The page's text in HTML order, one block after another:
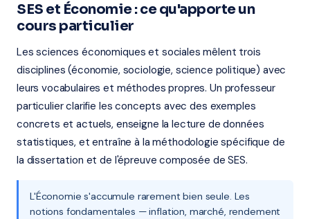
SES et Économie : ce qu'apporte un
cours particulier
Les sciences économiques et sociales mêlent trois
disciplines (économie, sociologie, science politique) avec
leurs vocabulaires et méthodes propres. Un professeur
particulier clarifie les concepts avec des exemples
concrets et actuels, enseigne la lecture de données
statistiques, et entraîne à la méthodologie spécifique de
la dissertation et de l'épreuve composée de SES.
L'Économie s'accumule rarement bien seule. Les
notions fondamentales — inflation, marché, rendement